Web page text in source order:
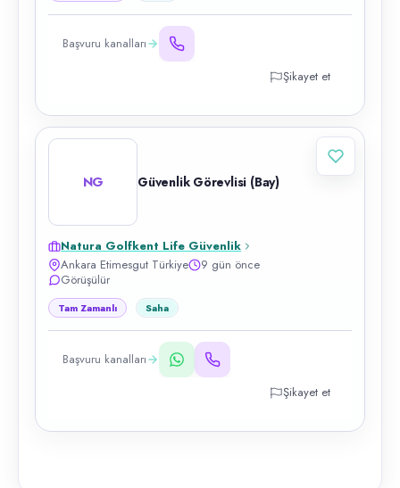
Başvuru kanalları
Şikayet et
NG Güvenlik Görevlisi (Bay)
Natura Golfkent Life Güvenlik
Ankara Etimesgut Türkiye
9 gün önce
Görüşülür
Tam Zamanlı Saha
Başvuru kanalları
Şikayet et